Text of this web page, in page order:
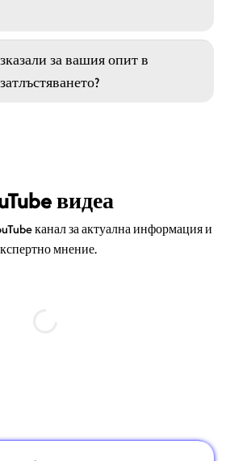
за вашия опит в
видеа
канал за актуална информация и
мнение.